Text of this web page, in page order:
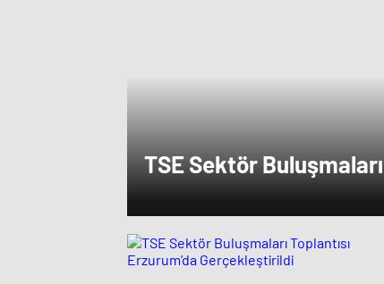
TSE Sektör Buluşmaları
Erzurum’da